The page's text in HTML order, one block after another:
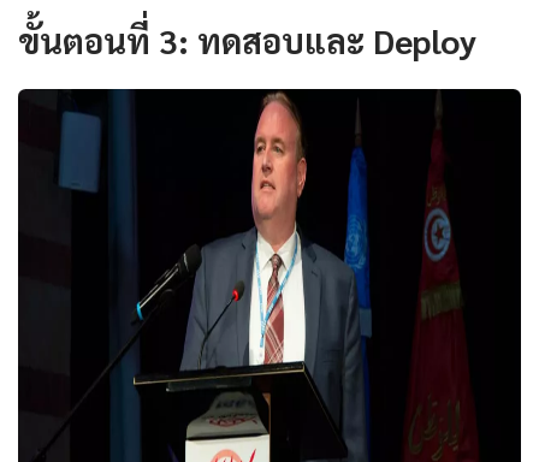
ขั้นตอนที่ 3: ทดสอบและ Deploy